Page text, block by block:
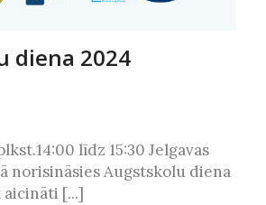
diena 2024
līdz 15:30 Jelgavas
norisināsies Augstskolu diena
[...]